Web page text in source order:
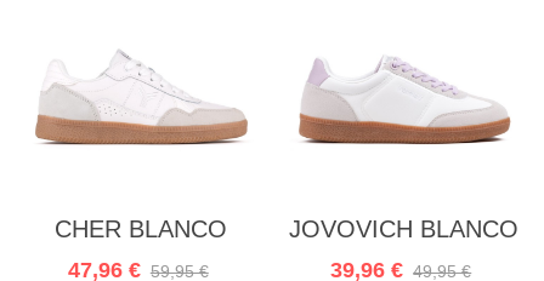
CHER BLANCO
47,96 € 59,95 €
JOVOVICH BLANCO
39,96 € 49,95 €